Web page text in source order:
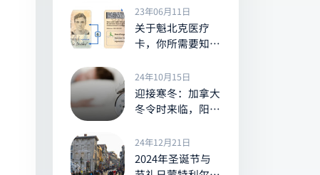
23年06月11日
关于魁北克医疗
卡，你所需要知道
24年10月15日
迎接寒冬：加拿大
冬令时来临，阳光
24年12月21日
2024年圣诞节与